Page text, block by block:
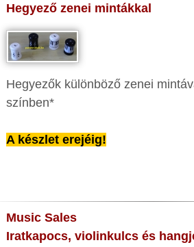
Hegyező zenei mintákkal
Hegyezők különböző zenei
színben*
A készlet erejéig!
Music Sales
Iratkapocs, violinkulcs és